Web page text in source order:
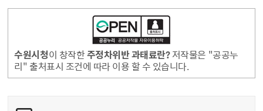
수원시청이 창작한주정차위반 과태료란?저작물은 "공공누
리" 출처표시 조건에 따라 이용 할 수 있습니다.